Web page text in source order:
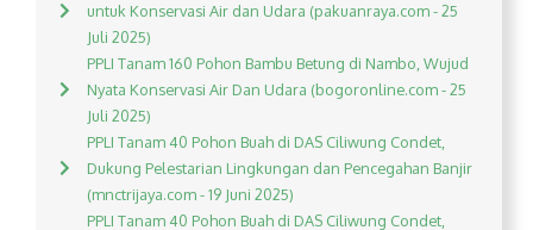
untuk Konservasi Air dan Udara (pakuanraya.com - 25
Juli 2025)
PPLI Tanam 160 Pohon Bambu Betung di Nambo, Wujud
Nyata Konservasi Air Dan Udara (bogoronline.com - 25
Juli 2025)
PPLI Tanam 40 Pohon Buah di DAS Ciliwung Condet,
Dukung Pelestarian Lingkungan dan Pencegahan Banjir
(mnctrijaya.com - 19 Juni 2025)
PPLI Tanam 40 Pohon Buah di DAS Ciliwung Condet,